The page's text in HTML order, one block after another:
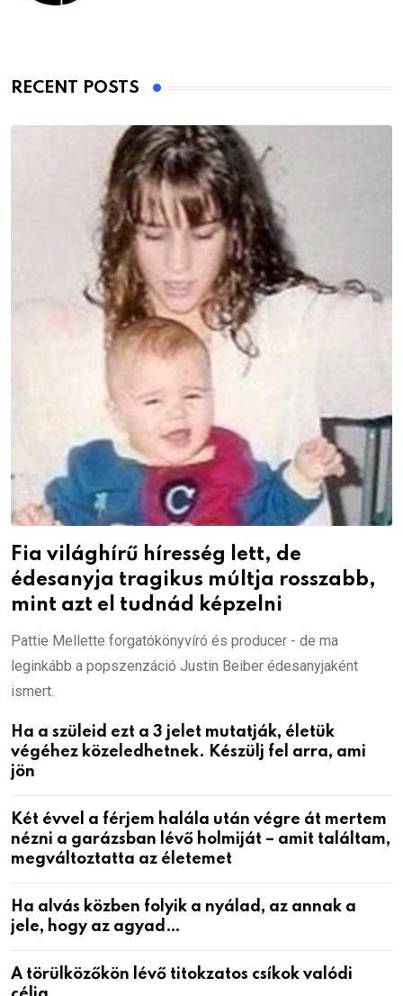
RECENT POSTS
Fia világhírű híresség lett, de
édesanyja tragikus múltja rosszabb,
mint azt el tudnád képzelni
Pattie Mellette forgatókönyvíró és producer - de ma
leginkább a popszenzáció Justin Beiber édesanyjaként
ismert.
Ha a szüleid ezt a 3 jelet mutatják, életük
végéhez közeledhetnek. Készülj fel arra, ami
jön
Két évvel a férjem halála után végre át mertem
nézni a garázsban lévő holmiját – amit találtam,
megváltoztatta az életemet
Ha alvás közben folyik a nyálad, az annak a
jele, hogy az agyad…
A törülközőkön lévő titokzatos csíkok valódi